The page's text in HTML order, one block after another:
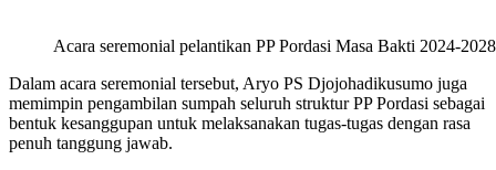
Acara seremonial pelantikan PP Pordasi Masa Bakti 2024-2028
Dalam acara seremonial tersebut, Aryo PS Djojohadikusumo juga
memimpin pengambilan sumpah seluruh struktur PP Pordasi sebagai
bentuk kesanggupan untuk melaksanakan tugas-tugas dengan rasa
penuh tanggung jawab.